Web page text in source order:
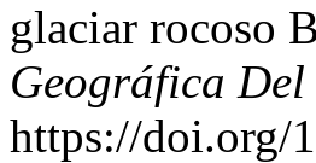
glaciar rocoso
Geográfica Del
https://doi.org/